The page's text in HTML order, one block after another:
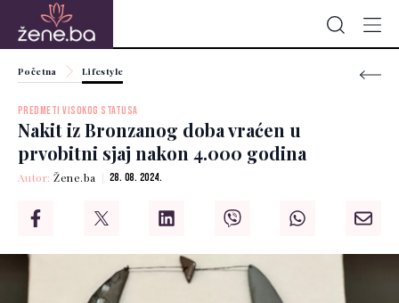
Početna Lifestyle
PREDMETI VISOKOG STATUSA
Nakit iz Bronzanog doba vraćen u
prvobitni sjaj nakon 4.000 godina
Autor:Žene.ba 28. 08. 2024.